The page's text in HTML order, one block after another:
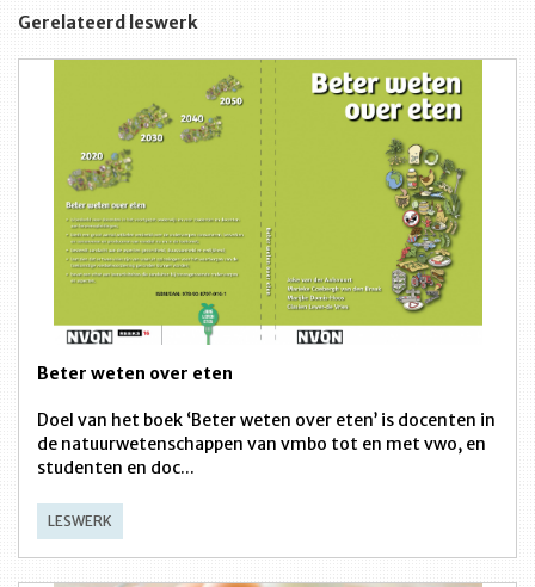
Gerelateerd leswerk
Beter weten over eten
Doel van het boek ‘Beter weten over eten’ is docenten in
de natuurwetenschappen van vmbo tot en met vwo, en
studenten en doc...
LESWERK